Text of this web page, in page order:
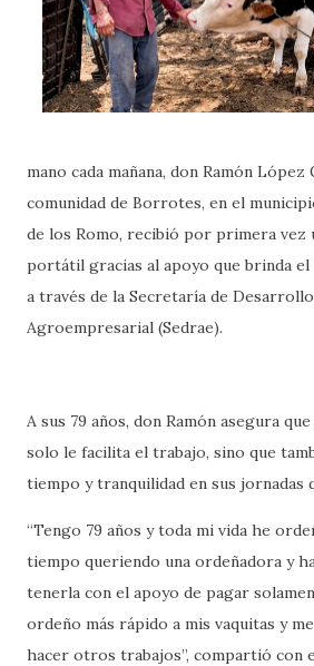
mano cada mañana, don Ramón López
comunidad de Borrotes, en el
de los Romo, recibió por primera vez
portátil gracias al apoyo que brinda
a través de la Secretaría de
Agroempresarial (Sedrae).
A sus 79 años, don Ramón asegura
solo le facilita el trabajo, sino que
tiempo y tranquilidad en sus jornadas
“Tengo 79 años y toda mi vida he
tiempo queriendo una ordeñadora y
tenerla con el apoyo de pagar
ordeño más rápido a mis vaquitas y
hacer otros trabajos”, compartió con